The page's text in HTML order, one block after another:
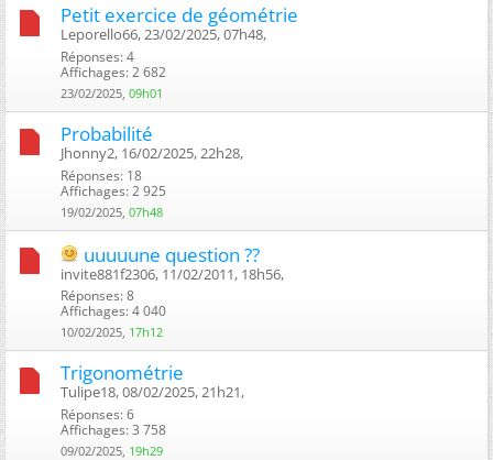
Petit exercice de géométrie
Leporello66, 23/02/2025, 07h48, ‎
Réponses: 4
Affichages: 2 682
23/02/2025, 09h01
Probabilité
Jhonny2, 16/02/2025, 22h28, ‎
Réponses: 18
Affichages: 2 925
19/02/2025, 07h48
uuuuune question ??
invite881f2306, 11/02/2011, 18h56, ‎
Réponses: 8
Affichages: 4 040
10/02/2025, 17h12
Trigonométrie
Tulipe18, 08/02/2025, 21h21, ‎
Réponses: 6
Affichages: 3 758
09/02/2025, 19h29